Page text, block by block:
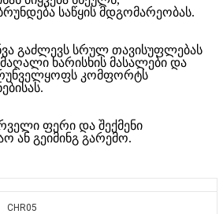
საწყის მდგომარეობას.
გაძლევს სრულ თავისუფლებას
ხარისხის მასალები და
კომფორტს
ფერი და შექმენი
ან გეიმინგ გარემო.
CHR05